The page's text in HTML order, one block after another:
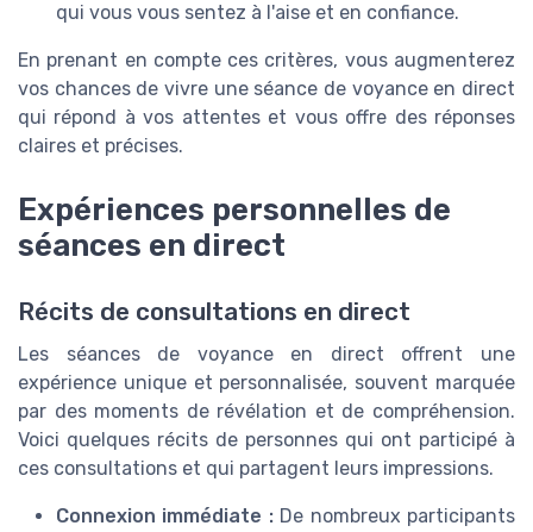
qui vous vous sentez à l'aise et en confiance.
En prenant en compte ces critères, vous augmenterez
vos chances de vivre une séance de voyance en direct
qui répond à vos attentes et vous offre des réponses
claires et précises.
Expériences personnelles de
séances en direct
Récits de consultations en direct
Les séances de voyance en direct offrent une
expérience unique et personnalisée, souvent marquée
par des moments de révélation et de compréhension.
Voici quelques récits de personnes qui ont participé à
ces consultations et qui partagent leurs impressions.
Connexion immédiate :De nombreux participants